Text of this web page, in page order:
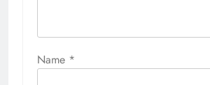
Name *